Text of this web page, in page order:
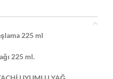
225 ml
225 ml.